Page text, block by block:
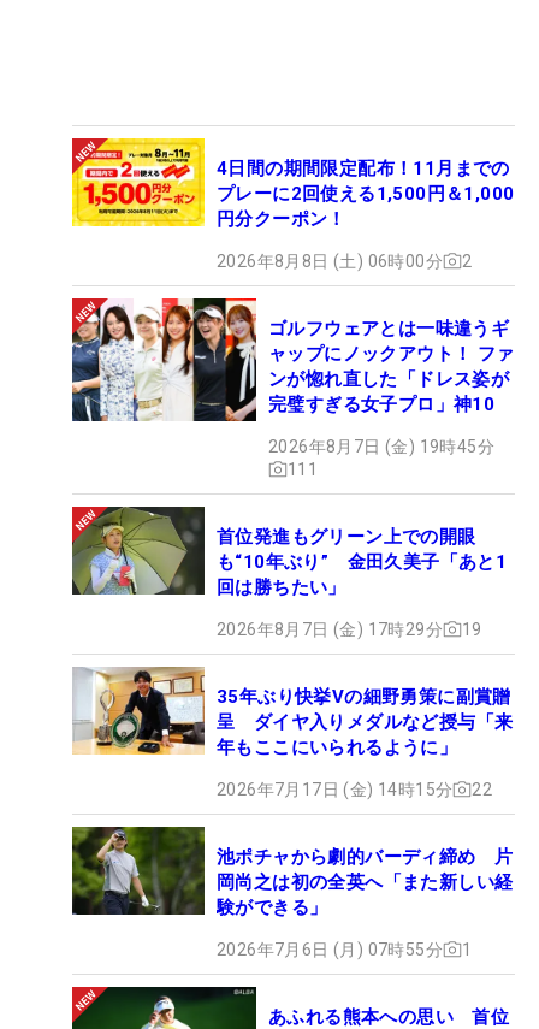
4日間の期間限定配布！11月までの
プレーに2回使える1,500円＆1,000
円分クーポン！
2026年8月8日 (土) 06時00分 2
ゴルフウェアとは一味違うギ
ャップにノックアウト！ ファ
ンが惚れ直した「ドレス姿が
完璧すぎる女子プロ」神10
2026年8月7日 (金) 19時45分
111
首位発進もグリーン上での開眼
も“10年ぶり” 金田久美子「あと1
回は勝ちたい」
2026年8月7日 (金) 17時29分 19
35年ぶり快挙Vの細野勇策に副賞贈
呈 ダイヤ入りメダルなど授与「来
年もここにいられるように」
2026年7月17日 (金) 14時15分 22
池ポチャから劇的バーディ締め 片
岡尚之は初の全英へ「また新しい経
験ができる」
2026年7月6日 (月) 07時55分 1
あふれる熊本への思い 首位